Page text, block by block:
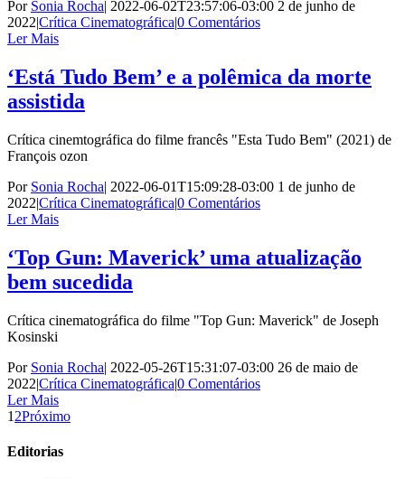
Por Sonia Rocha| 2022-06-02T23:57:06-03:00 2 de junho de
2022|Crítica Cinematográfica|0 Comentários
Ler Mais
‘Está Tudo Bem’ e a polêmica da morte
assistida
Crítica cinemtográfica do filme francês "Esta Tudo Bem" (2021) de
François ozon
Por Sonia Rocha| 2022-06-01T15:09:28-03:00 1 de junho de
2022|Crítica Cinematográfica|0 Comentários
Ler Mais
‘Top Gun: Maverick’ uma atualização
bem sucedida
Crítica cinematográfica do filme "Top Gun: Maverick" de Joseph
Kosinski
Por Sonia Rocha| 2022-05-26T15:31:07-03:00 26 de maio de
2022|Crítica Cinematográfica|0 Comentários
Ler Mais
1 2Próximo
Editorias